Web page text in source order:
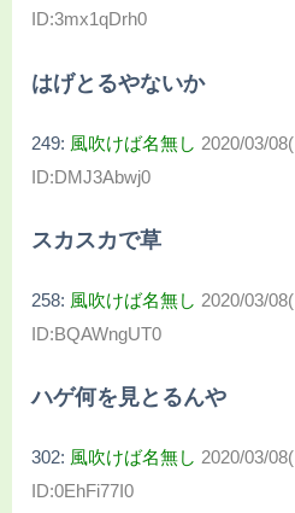
ID:3mx1qDrh0
はげとるやないか
249: 風吹けば名無し 2020/03/
ID:DMJ3Abwj0
スカスカで草
258: 風吹けば名無し 2020/03/
ID:BQAWngUT0
ハゲ何を見とるんや
302: 風吹けば名無し 2020/03/
ID:0EhFi77I0